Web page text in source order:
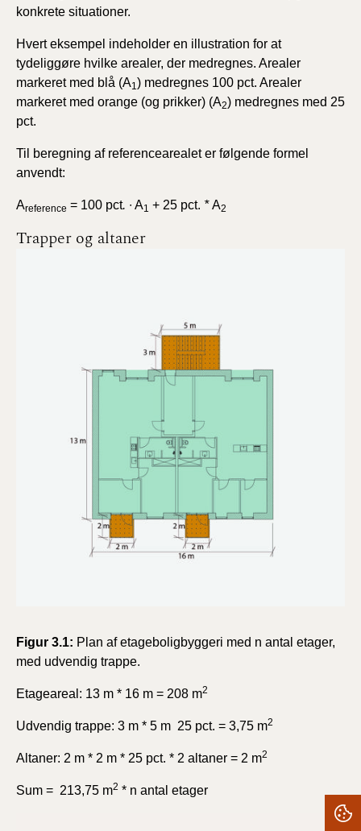
konkrete situationer.
Hvert eksempel indeholder en illustration for at
tydeliggøre hvilke arealer, der medregnes. Arealer
markeret med blå (A1 ) medregnes 100 pct. Arealer
markeret med orange (og prikker) (A2) medregnes med 25
pct.
Til beregning af referencearealet er følgende formel
anvendt:
Areference = 100 pct. ∙ A1 + 25 pct. *A2
Trapper og altaner
Figur 3.1: Plan af etageboligbyggeri med n antal etager,
med udvendig trappe.
Etageareal: 13 m * 16 m = 208 m2
Udvendig trappe: 3 m * 5 m 25 pct. = 3,75 m2
Altaner: 2 m * 2 m * 25 pct. * 2 altaner = 2 m2
Sum = 213,75 m2 * n antal etager